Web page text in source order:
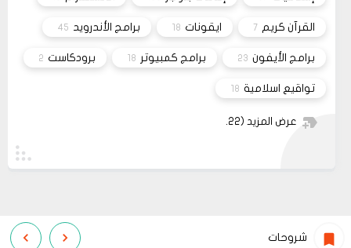
القرآن كريم 7 ايقونات 18 برامج الأندرويد 45
برامج الأيفون 23 برامج كمبيوتر 18 برودكاست 2
تواقيع اسلامية 18
عرض المزيد (22)
شروحات